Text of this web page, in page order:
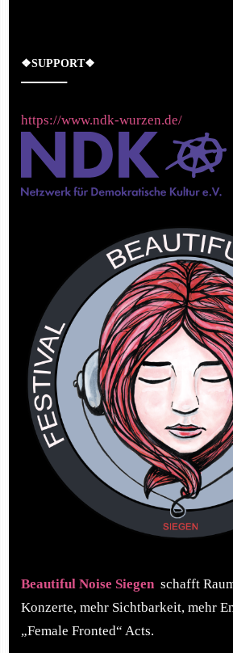
❖SUPPORT❖
https://www.ndk-wurzen.de/
Beautiful Noise Siegen schafft
Konzerte, mehr Sichtbarkeit, mehr
„Female Fronted“ Acts.